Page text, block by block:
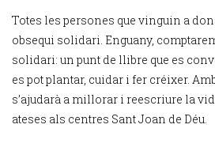
Totes les persones que vinguin a
obsequi solidari. Enguany,
solidari: un punt de llibre que es
es pot plantar, cuidar i fer créixer.
s’ajudarà a millorar i reescriure la
ateses als centres Sant Joan de Déu.